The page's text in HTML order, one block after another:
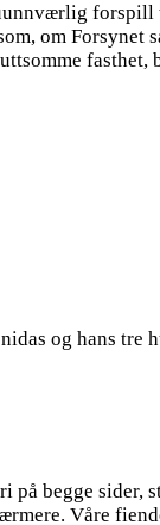
om Forsynet
og hans
begge
Våre